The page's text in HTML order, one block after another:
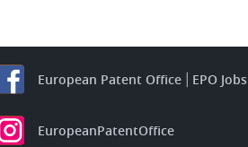
European Patent Office EPO Jobs
EuropeanPatentOffice